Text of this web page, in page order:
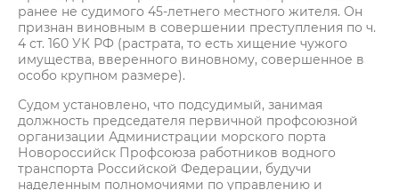
ранее не судимого 45-летнего местного жителя. Он
признан виновным в совершении преступления по ч.
4 ст. 160 УК РФ (растрата, то есть хищение чужого
имущества, вверенного виновному, совершенное в
особо крупном размере).
Судом установлено, что подсудимый, занимая
должность председателя первичной профсоюзной
организации Администрации морского порта
Новороссийск Профсоюза работников водного
транспорта Российской Федерации, будучи
наделенным полномочиями по управлению и